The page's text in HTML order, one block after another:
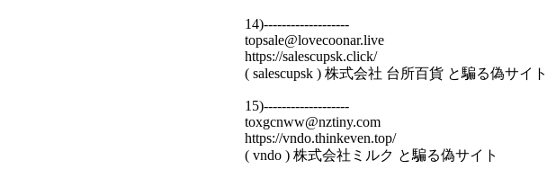
14)-------------------
topsale@lovecoonar.live
https://salescupsk.click/
( salescupsk ) 株式会社 台所百貨 と騙る偽サイト
15)-------------------
toxgcnww@nztiny.com
https://vndo.thinkeven.top/
( vndo ) 株式会社ミルク と騙る偽サイト